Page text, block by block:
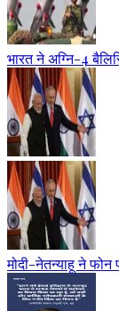
भारत ने अग्नि-4
मोदी-नेतन्याहू ने फोन